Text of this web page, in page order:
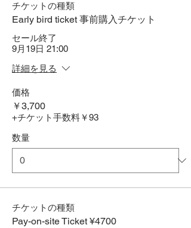
チケットの種類
Early bird ticket 事前購入チケット
セール終了
9月19日 21:00
詳細を見る
価格
￥3,700
+チケット手数料￥93
数量
チケットの種類
Pay-on-site Ticket ¥4700